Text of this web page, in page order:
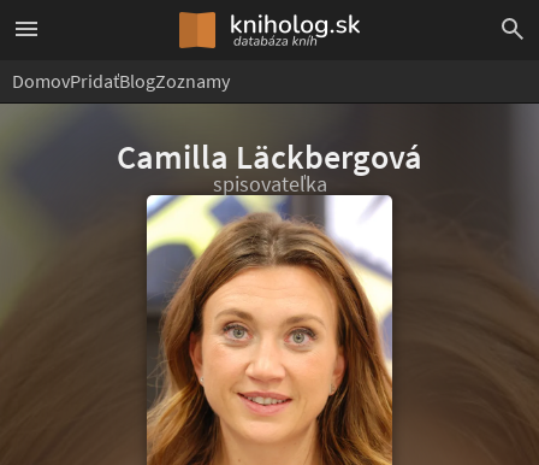
DomovPridaťBlogZoznamy
Camilla Läckbergová
spisovateľka